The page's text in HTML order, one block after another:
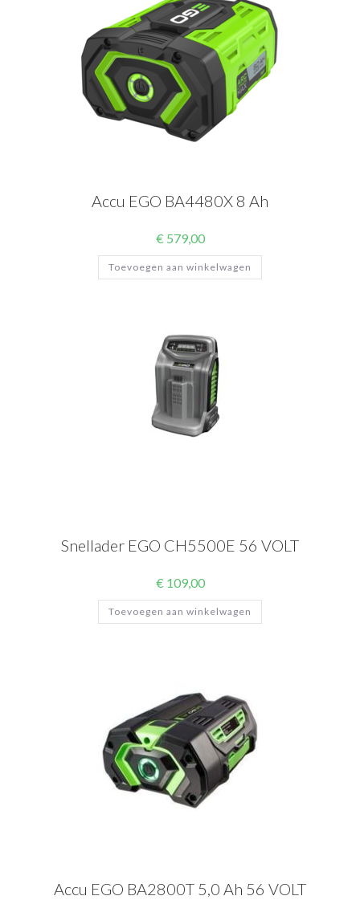
Accu EGO BA4480X 8 Ah
€579,00
Toevoegen aan winkelwagen
Snellader EGO CH5500E 56 VOLT
€ 109,00
Toevoegen aan winkelwagen
Accu EGO BA2800T 5,0 Ah 56 VOLT